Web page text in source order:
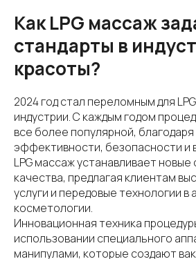
Как LPG массаж
стандарты в
красоты?
2024 год стал переломным для
индустрии. С каждым годом
все более популярной,
эффективности, безопасности и
LPG массаж устанавливает новые
качества, предлагая клиентам
услуги и передовые технологии в
косметологии.
Инновационная техника
использовании специального
манипулами, которые создают